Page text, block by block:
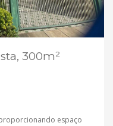
300m²
espaço